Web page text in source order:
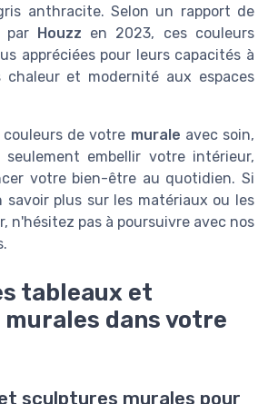
anthracite. Selon un rapport de
par
Houzz en 2023, ces couleurs
appréciées pour leurs capacités à
et modernité aux espaces
couleurs de votre murale avec soin,
embellir votre intérieur,
votre bien-être au quotidien. Si
savoir plus sur les matériaux ou les
n'hésitez pas à poursuivre avec nos
tableaux et
dans votre
sculptures murales pour